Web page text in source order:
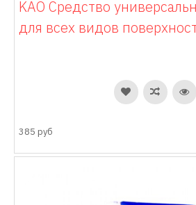
KAO Средство
для всех видов
385 руб